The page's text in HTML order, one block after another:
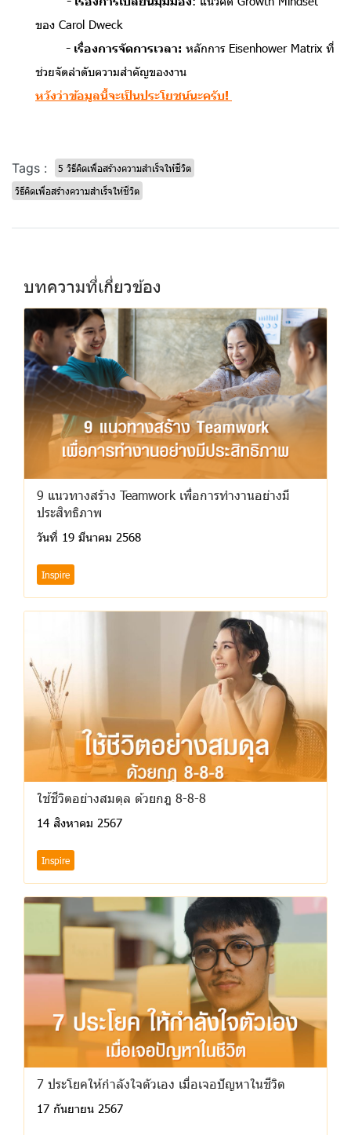
ของ Carol Dweck
- เรื่องการจัดการเวลา: หลักการ Eisenhower Matrix ที่
ช่วยจัดลำดับความสำคัญของงาน
หวังว่าข้อมูลนี้จะเป็นประโยชน์นะครับ!
Tags :
5 วิธีคิดเพื่อสร้างความสำเร็จให้ชีวิต
วิธีคิดเพื่อสร้างความสำเร็จให้ชีวิต
บทความที่เกี่ยวข้อง
9 แนวทางสร้าง Teamwork เพื่อการทำงานอย่างมี
ประสิทธิภาพ
วันที่ 19 มีนาคม 2568
Inspire
ใช้ชีวิตอย่างสมดุล ด้วยกฎ 8-8-8
14 สิงหาคม 2567
Inspire
7 ประโยคให้กําลังใจตัวเอง เมื่อเจอปัญหาในชีวิต
17 กันยายน 2567